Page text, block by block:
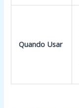
Quando Usar